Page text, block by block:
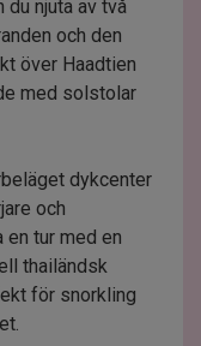
du njuta av två
och den
över Haadtien
med solstolar
dykcenter
och
en tur med en
thailändsk
för snorkling